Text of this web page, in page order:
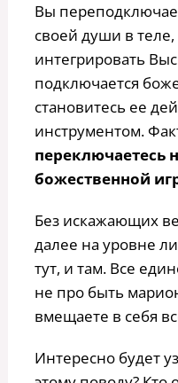
Вы
своей души в
интегрировать
подключается
становитесь ее
инструментом.
переключаетесь
божественной
Без искажающих
далее на уровне
тут, и там. Все
не про быть
вмещаете в себя
Интересно будет